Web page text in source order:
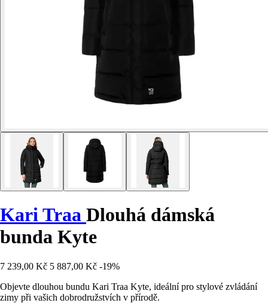
Kari Traa Dlouhá dámská
bunda Kyte
7 239,00 Kč 5 887,00 Kč -19%
Objevte dlouhou bundu Kari Traa Kyte, ideální pro stylové zvládání
zimy při vašich dobrodružstvích v přírodě.